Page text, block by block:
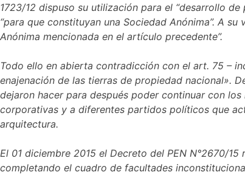
1723/12 dispuso su utilización para el “desarrollo
“para que constituyan una Sociedad Anónima”. A
Anónima mencionada en el artículo precedente”.
Todo ello en abierta contradicción con el art. 75 –
enajenación de las tierras de propiedad nacional».
dejaron hacer para después poder continuar con
corporativas y a diferentes partidos políticos que
arquitectura.
El 01 diciembre 2015 el Decreto del PEN N°2670/
completando el cuadro de facultades